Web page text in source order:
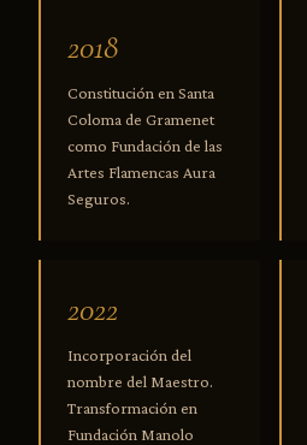
2018
Constitución en Santa
Coloma de Gramenet
como Fundación de las
Artes Flamencas Aura
Seguros.
2022
Incorporación del
nombre del Maestro.
Transformación en
Fundación Manolo